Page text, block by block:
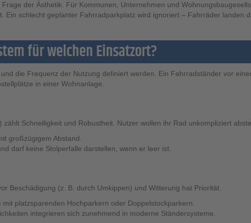
der Ästhetik. Für Kommunen, Unternehmen und
Ein schlecht geplanter Fahrradparkplatz wird ignoriert – Fahrräder landen
für welchen Einsatzort?
die Frequenz der Nutzung definiert werden. Ein Fahrradständer vor
in einer Wohnanlage.
Schnelligkeit und Robustheit. Nutzer wollen ihr Rad unkompliziert
großzügigem Abstand.
darf keine Stolperfalle darstellen, wenn er leer ist.
Beschädigung (z. B. durch Umkippen) und Witterung hat Priorität.
platzsparenden Hochparkern oder Doppelstockparkern.
integrieren sich zunehmend in moderne Ständersysteme.